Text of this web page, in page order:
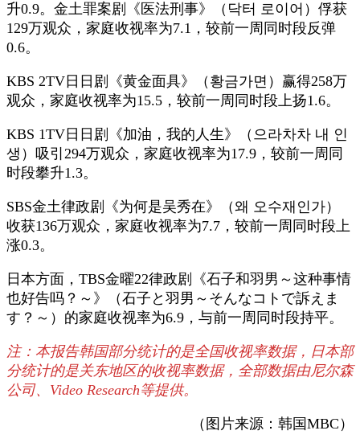
升0.9。金土罪案剧《医法刑事》（닥터 로이어）俘获
129万观众，家庭收视率为7.1，较前一周同时段反弹
0.6。
KBS 2TV日日剧《黄金面具》（황금가면）赢得258万
观众，家庭收视率为15.5，较前一周同时段上扬1.6。
KBS 1TV日日剧《加油，我的人生》（으라차차 내 인
생）吸引294万观众，家庭收视率为17.9，较前一周同
时段攀升1.3。
SBS金土律政剧《为何是吴秀在》（왜 오수재인가）
收获136万观众，家庭收视率为7.7，较前一周同时段上
涨0.3。
日本方面，TBS金曜22律政剧《石子和羽男～这种事情
也好告吗？～》（石子と羽男～そんなコトで訴えま
す？～）的家庭收视率为6.9，与前一周同时段持平。
注：本报告韩国部分统计的是全国收视率数据，日本部
分统计的是关东地区的收视率数据，全部数据由尼尔森
公司、Video Research等提供。
（图片来源：韩国MBC）